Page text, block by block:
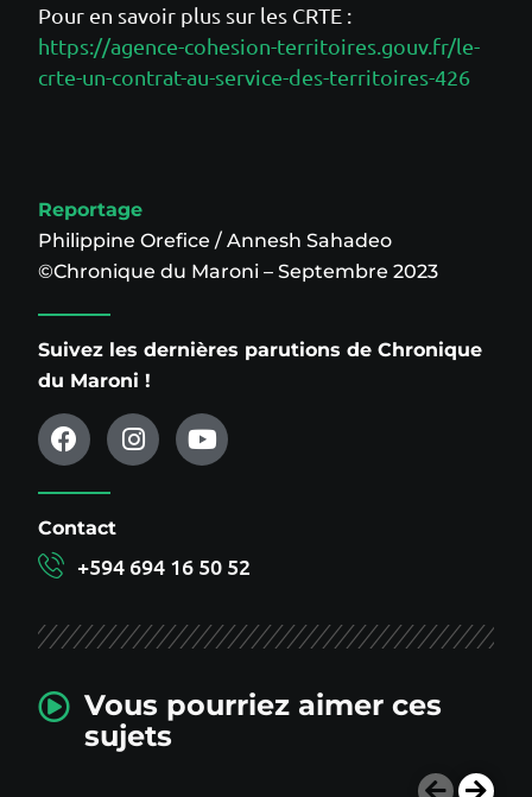
Pour en savoir plus sur les CRTE :
https://agence-cohesion-territoires.gouv.fr/le-
crte-un-contrat-au-service-des-territoires-426
Reportage
Philippine Orefice / Annesh Sahadeo
©Chronique du Maroni – Septembre 2023
Suivez les dernières parutions de Chronique
du Maroni !
Contact
+594 694 16 50 52
Vous pourriez aimer ces
sujets